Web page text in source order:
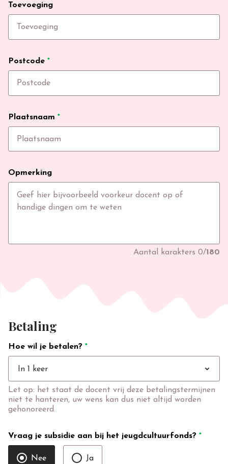
Toevoeging
Postcode *
Plaatsnaam *
Opmerking
Aantal karakters 0/180
Betaling
Hoe wil je betalen? *
In 1 keer expand_more
Let op: het staat de docent vrij deze betalingstermijnen
niet te hanteren, uw wens kan dus niet altijd worden
gehonoreerd.
Vraag je subsidie aan bij het jeugdcultuurfonds? *
Nee Ja